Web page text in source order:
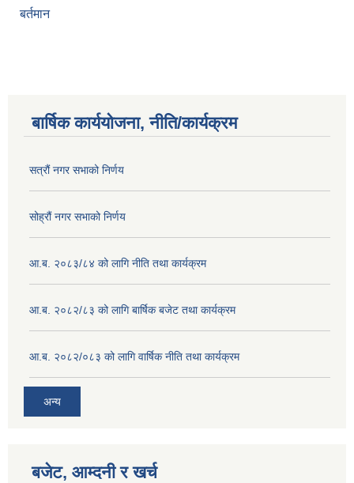
बर्तमान
बार्षिक कार्ययोजना, नीति/कार्यक्रम
सत्रौं नगर सभाको निर्णय
सोह्रौं नगर सभाको निर्णय
आ.ब. २०८३/८४ को लागि नीति तथा कार्यक्रम
आ.ब. २०८२/८३ को लागि बार्षिक बजेट तथा कार्यक्रम
आ.ब. २०८२/०८३ को लागि वार्षिक नीति तथा कार्यक्रम
अन्य
बजेट, आम्दनी र खर्च